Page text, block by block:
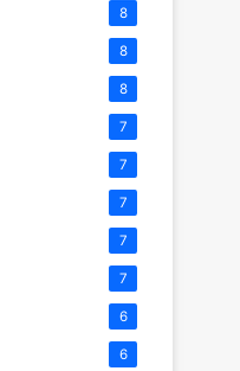
8
8
8
7
7
7
7
7
6
6